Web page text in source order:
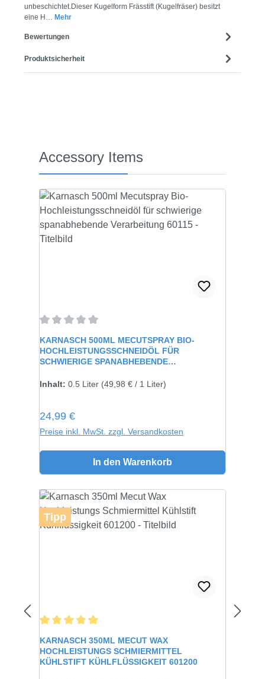
unbeschichtet.Dieser Kugelform Frässtift (Kugelfräser) besitzt
eine H… Mehr
Bewertungen
Produktsicherheit
Produktgalerie überspringen
Accessory Items
KARNASCH 500ML MECUTSPRAY BIO-
HOCHLEISTUNGSSCHNEIDÖL FÜR
SCHWIERIGE SPANABHEBENDE
Inhalt: 0.5 Liter (49,98 € / 1 Liter)
Regulärer Preis:
24,99 €
Preise inkl. MwSt. zzgl. Versandkosten
In den Warenkorb
Tipp
KARNASCH 350ML MECUT WAX
HOCHLEISTUNGS SCHMIERMITTEL
KÜHLSTIFT KÜHLFLÜSSIGKEIT 601200